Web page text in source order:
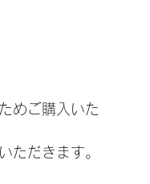
めご購入いた
ただきます。